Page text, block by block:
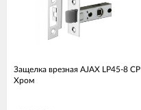
Защелка врезная AJAX LP45-8 CP
Хром